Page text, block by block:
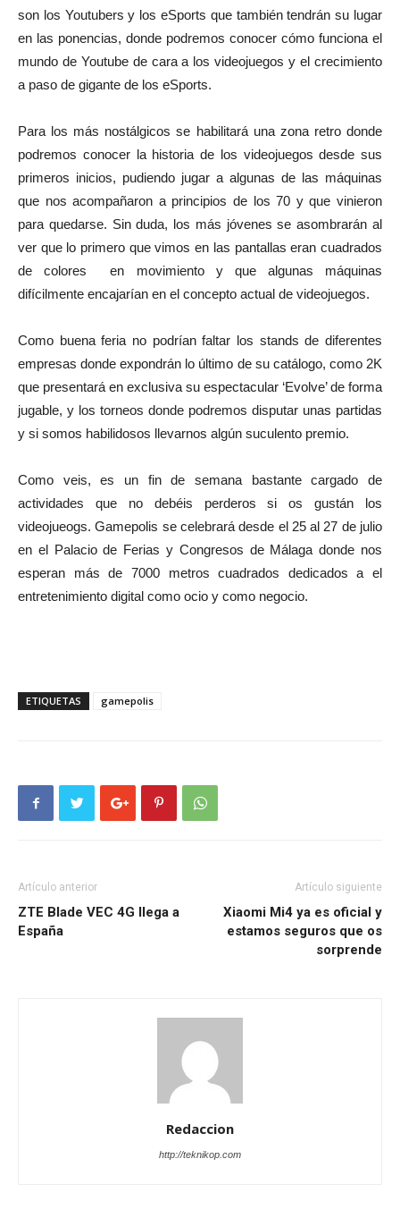
son los Youtubers y los eSports que también tendrán su lugar
en las ponencias, donde podremos conocer cómo funciona el
mundo de Youtube de cara a los videojuegos y el crecimiento
a paso de gigante de los eSports.
Para los más nostálgicos se habilitará una zona retro donde
podremos conocer la historia de los videojuegos desde sus
primeros inicios, pudiendo jugar a algunas de las máquinas
que nos acompañaron a principios de los 70 y que vinieron
para quedarse. Sin duda, los más jóvenes se asombrarán al
ver que lo primero que vimos en las pantallas eran cuadrados
de colores en movimiento y que algunas máquinas
difícilmente encajarían en el concepto actual de videojuegos.
Como buena feria no podrían faltar los stands de diferentes
empresas donde expondrán lo último de su catálogo, como 2K
que presentará en exclusiva su espectacular ‘Evolve’ de forma
jugable, y los torneos donde podremos disputar unas partidas
y si somos habilidosos llevarnos algún suculento premio.
Como veis, es un fin de semana bastante cargado de
actividades que no debéis perderos si os gustán los
videojueogs. Gamepolis se celebrará desde el 25 al 27 de julio
en el Palacio de Ferias y Congresos de Málaga donde nos
esperan más de 7000 metros cuadrados dedicados a el
entretenimiento digital como ocio y como negocio.
ETIQUETAS gamepolis
Artículo anterior
ZTE Blade VEC 4G llega a
España
Artículo siguiente
Xiaomi Mi4 ya es oficial y
estamos seguros que os
sorprende
Redaccion
http://teknikop.com